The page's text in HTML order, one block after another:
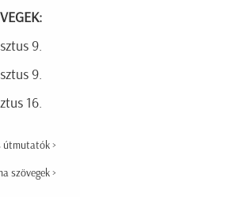
9.
9.
16.
útmutatók >
szövegek >